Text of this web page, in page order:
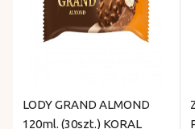
LODY GRAND ALMOND
120ml. (30szt.) KORAL